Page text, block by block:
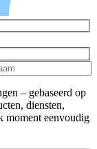
– gebaseerd op
diensten,
moment eenvoudig